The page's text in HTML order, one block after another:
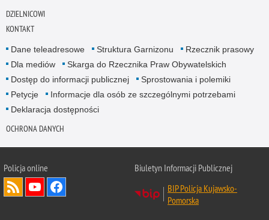
DZIELNICOWI
KONTAKT
Dane teleadresowe Struktura Garnizonu
Rzecznik prasowy
Dla mediów
Skarga do Rzecznika Praw Obywatelskich
Dostęp do informacji publicznej
Sprostowania i polemiki
Petycje
Informacje dla osób ze szczególnymi potrzebami
Deklaracja dostępności
OCHRONA DANYCH
Policja online
Biuletyn Informacji Publicznej
BIP Policja Kujawsko-
Pomorska